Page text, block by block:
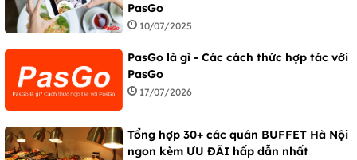
PasGo
10/07/2025
PasGo là gì - Các cách thức hợp tác với
PasGo
17/07/2026
Tổng hợp 30+ các quán BUFFET Hà Nội
ngon kèm ƯU ĐÃI hấp dẫn nhất